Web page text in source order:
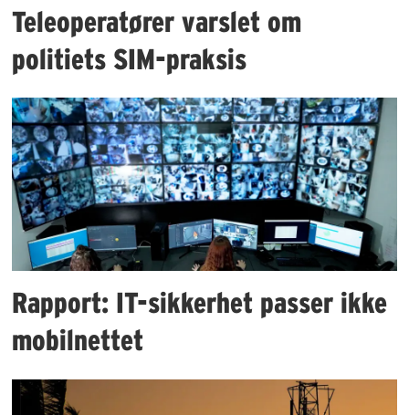
Teleoperatører varslet om
politiets SIM-praksis
Rapport: IT-sikkerhet passer ikke
mobilnettet